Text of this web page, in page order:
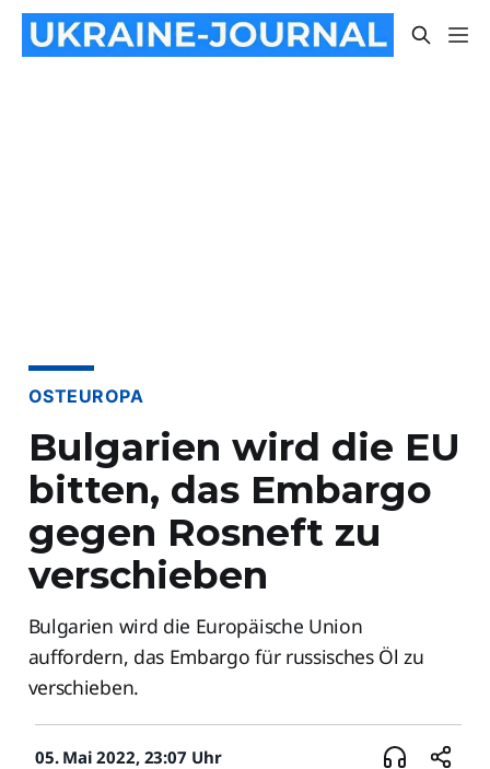
OSTEUROPA
Bulgarien wird die EU
bitten, das Embargo
gegen Rosneft zu
verschieben
Bulgarien wird die Europäische Union
auffordern, das Embargo für russisches Öl zu
verschieben.
05. Mai 2022, 23:07 Uhr